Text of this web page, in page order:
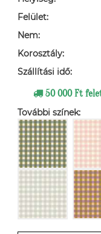
Felület:
Nem:
Korosztály:
Szállítási idő:
50 000 Ft
További színek: